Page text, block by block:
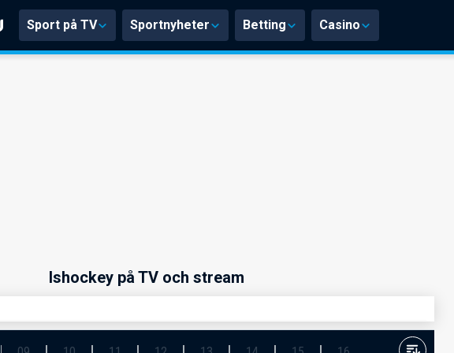
Sport på TV Sportnyheter Betting Casino
Ishockey på TV och stream